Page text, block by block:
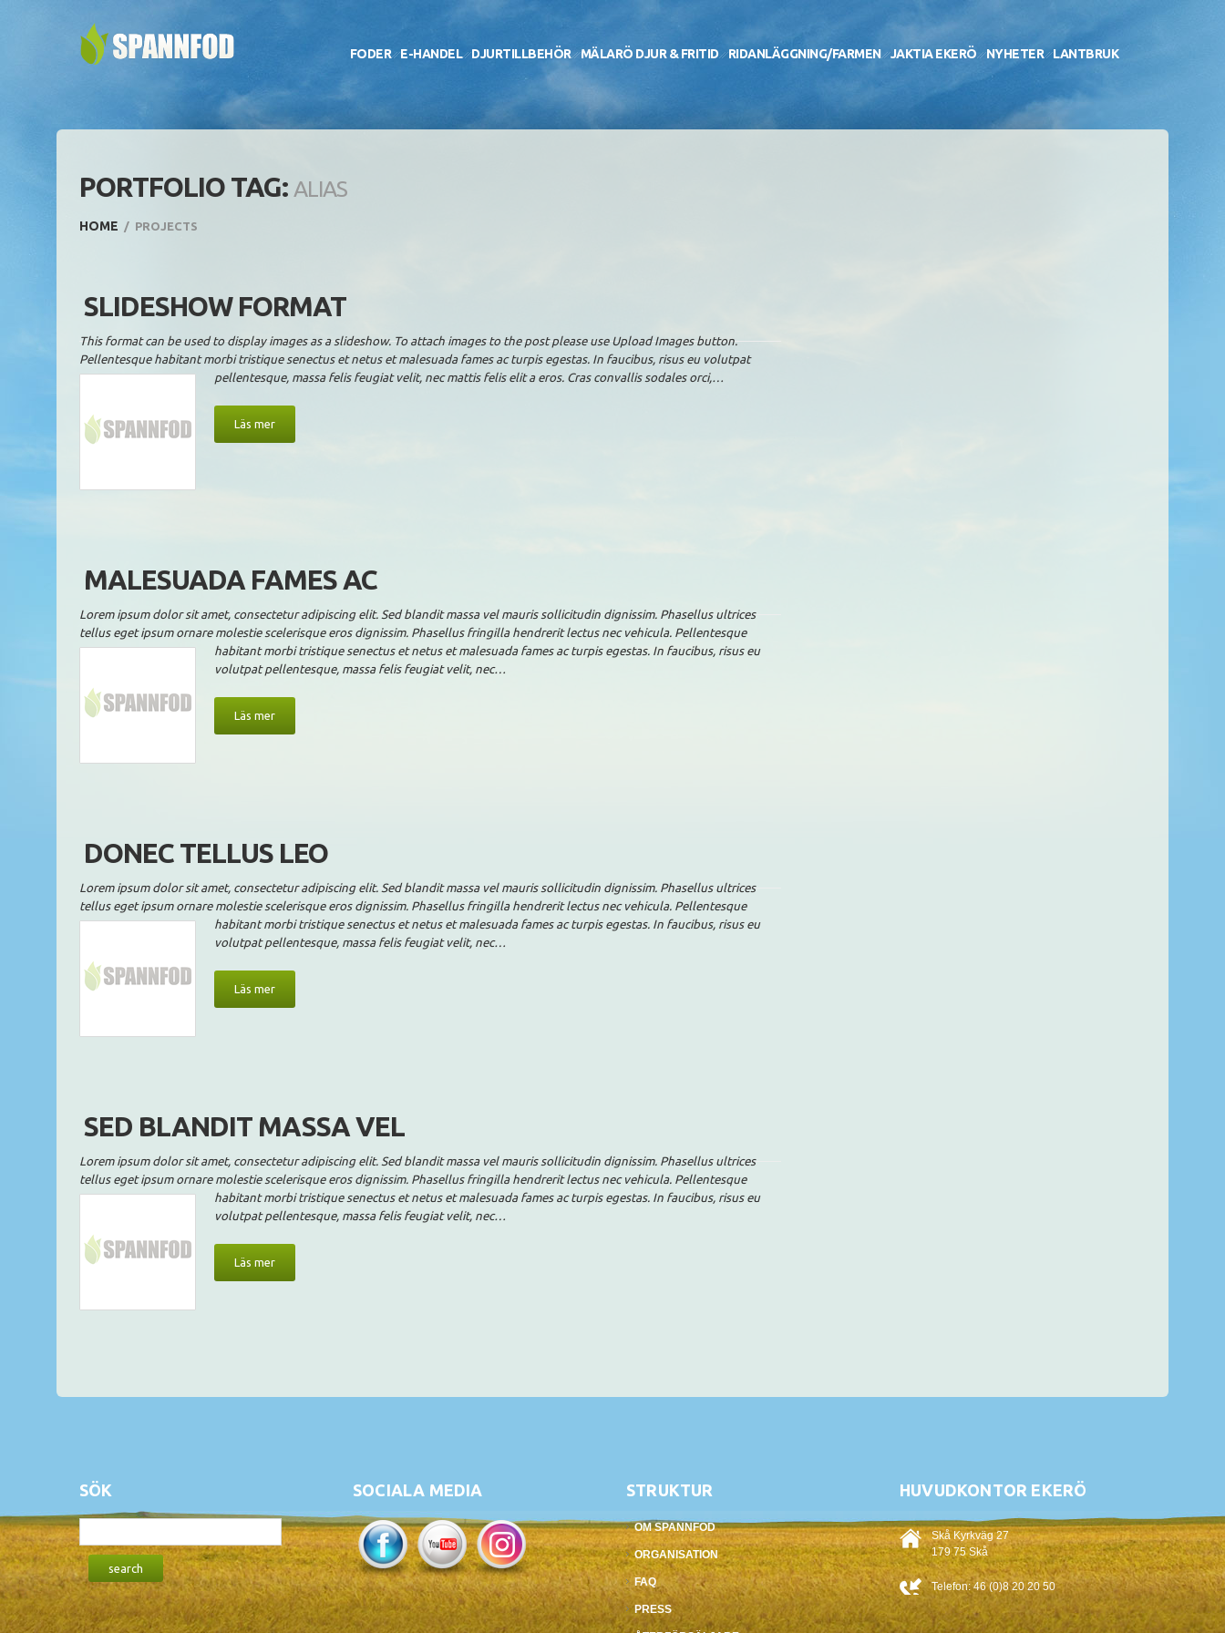
FODER E-HANDEL DJURTILLBEHÖR MÄLARÖ DJUR & FRITID RIDANLÄGGNING/FARMEN JAKTIA EKERÖ NYHETER LANTBRUK
PORTFOLIO TAG: ALIAS
HOME PROJECTS
SLIDESHOW FORMAT
This format can be used to display images as a slideshow. To attach images to the post please use Upload Images button.
Pellentesque habitant morbi tristique senectus et netus et malesuada fames ac turpis egestas. In faucibus, risus eu volutpat
pellentesque, massa felis feugiat velit, nec mattis felis elit a eros. Cras convallis sodales orci,…
Läs mer
MALESUADA FAMES AC
Lorem ipsum dolor sit amet, consectetur adipiscing elit. Sed blandit massa vel mauris sollicitudin dignissim. Phasellus ultrices
tellus eget ipsum ornare molestie scelerisque eros dignissim. Phasellus fringilla hendrerit lectus nec vehicula. Pellentesque
habitant morbi tristique senectus et netus et malesuada fames ac turpis egestas. In faucibus, risus eu
volutpat pellentesque, massa felis feugiat velit, nec…
Läs mer
DONEC TELLUS LEO
Lorem ipsum dolor sit amet, consectetur adipiscing elit. Sed blandit massa vel mauris sollicitudin dignissim. Phasellus ultrices
tellus eget ipsum ornare molestie scelerisque eros dignissim. Phasellus fringilla hendrerit lectus nec vehicula. Pellentesque
habitant morbi tristique senectus et netus et malesuada fames ac turpis egestas. In faucibus, risus eu
volutpat pellentesque, massa felis feugiat velit, nec…
Läs mer
SED BLANDIT MASSA VEL
Lorem ipsum dolor sit amet, consectetur adipiscing elit. Sed blandit massa vel mauris sollicitudin dignissim. Phasellus ultrices
tellus eget ipsum ornare molestie scelerisque eros dignissim. Phasellus fringilla hendrerit lectus nec vehicula. Pellentesque
habitant morbi tristique senectus et netus et malesuada fames ac turpis egestas. In faucibus, risus eu
volutpat pellentesque, massa felis feugiat velit, nec…
Läs mer
SÖK SOCIALA MEDIA STRUKTUR
OM SPANNFOD
ORGANISATION
FAQ
PRESS
HUVUDKONTOR EKERÖ
Skå Kyrkväg 27
179 75 Skå
Telefon:46 (0)8 20 20 50